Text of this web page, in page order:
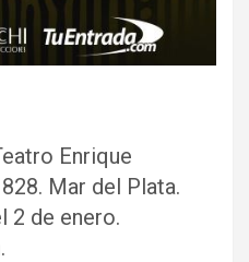
Enrique
Mar del Plata.
2 de enero.